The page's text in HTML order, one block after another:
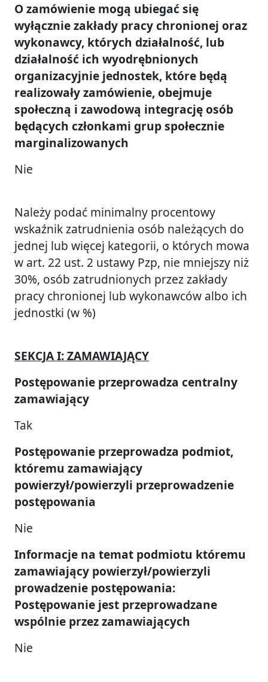
O zamówienie mogą ubiegać się
wyłącznie zakłady pracy chronionej oraz
wykonawcy, których działalność, lub
działalność ich wyodrębnionych
organizacyjnie jednostek, które będą
realizowały zamówienie, obejmuje
społeczną i zawodową integrację osób
będących członkami grup społecznie
marginalizowanych
Nie
Należy podać minimalny procentowy
wskaźnik zatrudnienia osób należących do
jednej lub więcej kategorii, o których mowa
w art. 22 ust. 2 ustawy Pzp, nie mniejszy niż
30%, osób zatrudnionych przez zakłady
pracy chronionej lub wykonawców albo ich
jednostki (w %)
SEKCJA I: ZAMAWIAJĄCY
Postępowanie przeprowadza centralny
zamawiający
Tak
Postępowanie przeprowadza podmiot,
któremu zamawiający
powierzył/powierzyli przeprowadzenie
postępowania
Nie
Informacje na temat podmiotu któremu
zamawiający powierzył/powierzyli
prowadzenie postępowania:
Postępowanie jest przeprowadzane
wspólnie przez zamawiających
Nie